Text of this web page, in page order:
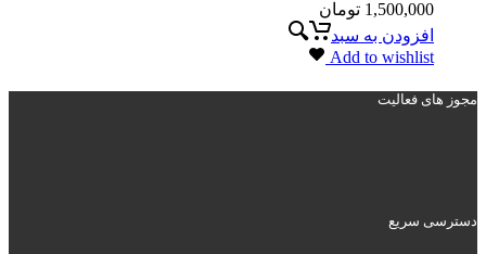
1,500,000 تومان
افزودن به سبد
Add to wishlist
مجوز های فعالیت
دسترسی سریع